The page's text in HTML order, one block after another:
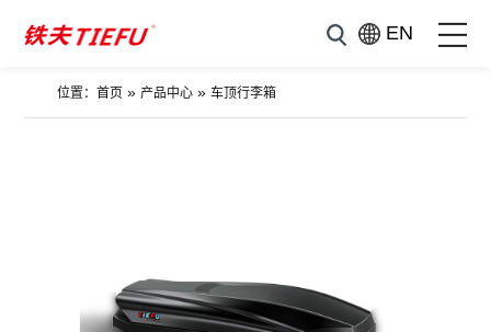
EN
位置：首页 » 产品中心 »车顶行李箱